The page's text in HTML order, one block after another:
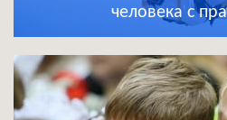
человека с